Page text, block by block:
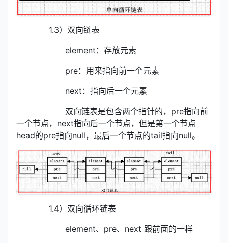
1.3）双向链表
element：存放元素
pre：用来指向前一个元素
next：指向后一个元素
双向链表是包含两个指针的，pre指向前
一个节点，next指向后一个节点，但是第一个节点
head的pre指向null，最后一个节点的tail指向null。
1.4）双向循环链表
element、pre、next 跟前面的一样